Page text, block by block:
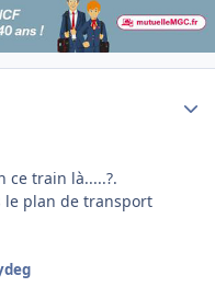
ce train là.....?.
le plan de transport